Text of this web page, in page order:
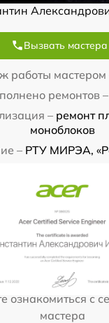
Вызвать мастера
работы мастером
ремонтов –
– ремонт
моноблоков
– РТУ МИРЭА,
ознакомиться с
мастера